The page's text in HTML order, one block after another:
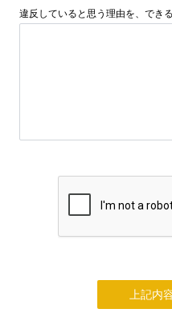
違反していると思う理由を、でき
上記内